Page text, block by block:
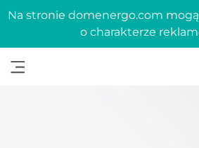
Na stronie domenergo.com
o charakterze